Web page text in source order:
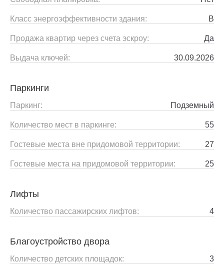
Класс энергоэффективности здания: B
Продажа квартир через счета эскроу: Да
Выдача ключей: 30.09.2026
Паркинги
Паркинг: Подземный
Количество мест в паркинге: 55
Гостевые места вне придомовой территории: 27
Гостевые места на придомовой территории: 25
Лифты
Количество пассажирских лифтов: 4
Благоустройство двора
Количество детских площадок: 3